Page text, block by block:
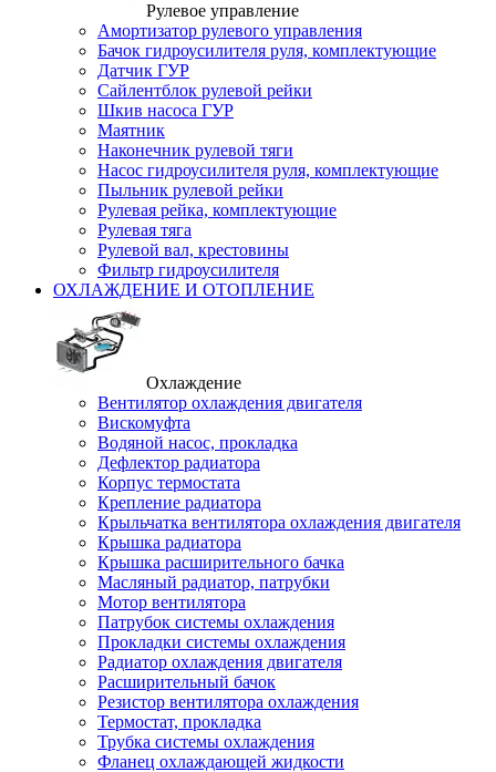
Рулевое управление
Амортизатор рулевого управления
Бачок гидроусилителя руля, комплектующие
Датчик ГУР
Сайлентблок рулевой рейки
Шкив насоса ГУР
Маятник
Наконечник рулевой тяги
Насос гидроусилителя руля, комплектующие
Пыльник рулевой рейки
Рулевая рейка, комплектующие
Рулевая тяга
Рулевой вал, крестовины
Фильтр гидроусилителя
ОХЛАЖДЕНИЕ И ОТОПЛЕНИЕ
Охлаждение
Вентилятор охлаждения двигателя
Вискомуфта
Водяной насос, прокладка
Дефлектор радиатора
Корпус термостата
Крепление радиатора
Крыльчатка вентилятора охлаждения двигателя
Крышка радиатора
Крышка расширительного бачка
Масляный радиатор, патрубки
Мотор вентилятора
Патрубок системы охлаждения
Прокладки системы охлаждения
Радиатор охлаждения двигателя
Расширительный бачок
Резистор вентилятора охлаждения
Термостат, прокладка
Трубка системы охлаждения
Фланец охлаждающей жидкости